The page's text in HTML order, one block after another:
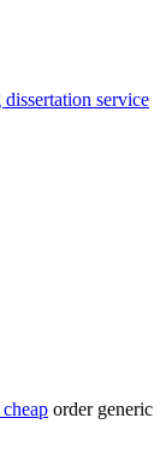
service
order generic